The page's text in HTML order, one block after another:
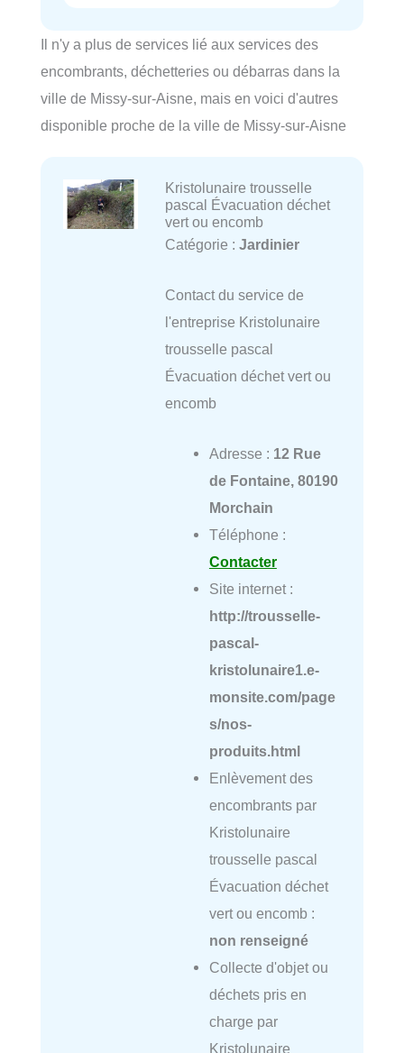
Il n'y a plus de services lié aux services des
encombrants, déchetteries ou débarras dans la
ville de Missy-sur-Aisne, mais en voici d'autres
disponible proche de la ville de Missy-sur-Aisne
Kristolunaire trousselle
pascal Évacuation déchet
vert ou encomb
Catégorie : Jardinier
Contact du service de
l'entreprise Kristolunaire
trousselle pascal
Évacuation déchet vert ou
encomb
Adresse : 12 Rue
de Fontaine, 80190
Morchain
Téléphone :
Contacter
Site internet :
http://trousselle-
pascal-
kristolunaire1.e-
monsite.com/page
s/nos-
produits.html
Enlèvement des
encombrants par
Kristolunaire
trousselle pascal
Évacuation déchet
vert ou encomb :
non renseigné
Collecte d'objet ou
déchets pris en
charge par
Kristolunaire